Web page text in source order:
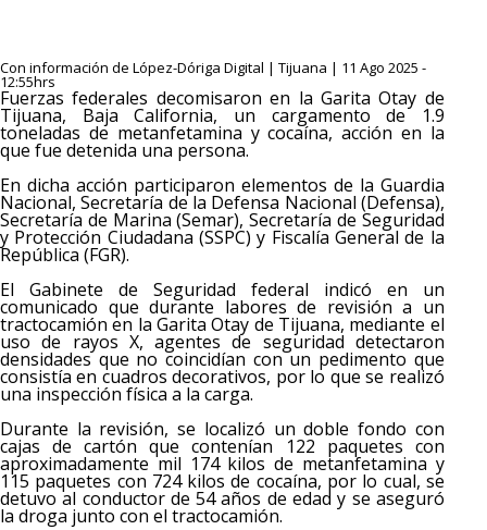
Con información de López-Dóriga Digital | Tijuana | 11 Ago 2025 -
12:55hrs
Fuerzas federales decomisaron en la Garita Otay de
Tijuana, Baja California, un cargamento de 1.9
toneladas de metanfetamina y cocaína, acción en la
que fue detenida una persona.
En dicha acción participaron elementos de la Guardia
Nacional, Secretaría de la Defensa Nacional (Defensa),
Secretaría de Marina (Semar), Secretaría de Seguridad
y Protección Ciudadana (SSPC) y Fiscalía General de la
República (FGR).
El Gabinete de Seguridad federal indicó en un
comunicado que durante labores de revisión a un
tractocamión en la Garita Otay de Tijuana, mediante el
uso de rayos X, agentes de seguridad detectaron
densidades que no coincidían con un pedimento que
consistía en cuadros decorativos, por lo que se realizó
una inspección física a la carga.
Durante la revisión, se localizó un doble fondo con
cajas de cartón que contenían 122 paquetes con
aproximadamente mil 174 kilos de metanfetamina y
115 paquetes con 724 kilos de cocaína, por lo cual, se
detuvo al conductor de 54 años de edad y se aseguró
la droga junto con el tractocamión.